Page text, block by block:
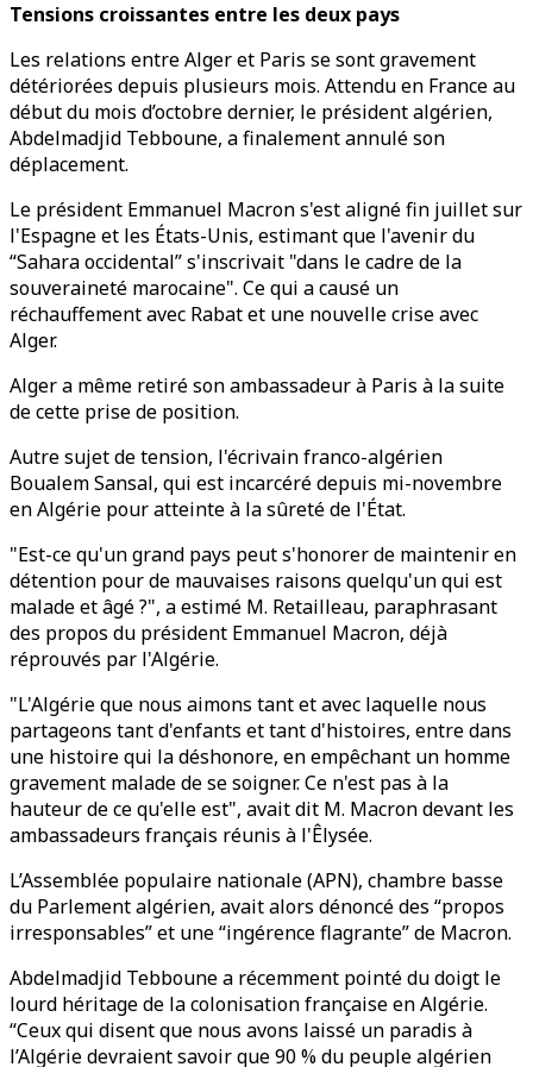
Tensions croissantes entre les deux pays
Les relations entre Alger et Paris se sont gravement
détériorées depuis plusieurs mois. Attendu en France au
début du mois d’octobre dernier, le président algérien,
Abdelmadjid Tebboune, a finalement annulé son
déplacement.
Le président Emmanuel Macron s'est aligné fin juillet sur
l'Espagne et les États-Unis, estimant que l'avenir du
“Sahara occidental” s'inscrivait "dans le cadre de la
souveraineté marocaine". Ce qui a causé un
réchauffement avec Rabat et une nouvelle crise avec
Alger.
Alger a même retiré son ambassadeur à Paris à la suite
de cette prise de position.
Autre sujet de tension, l'écrivain franco-algérien
Boualem Sansal, qui est incarcéré depuis mi-novembre
en Algérie pour atteinte à la sûreté de l'État.
"Est-ce qu'un grand pays peut s'honorer de maintenir en
détention pour de mauvaises raisons quelqu'un qui est
malade et âgé ?", a estimé M. Retailleau, paraphrasant
des propos du président Emmanuel Macron, déjà
réprouvés par l'Algérie.
"L'Algérie que nous aimons tant et avec laquelle nous
partageons tant d'enfants et tant d'histoires, entre dans
une histoire qui la déshonore, en empêchant un homme
gravement malade de se soigner. Ce n'est pas à la
hauteur de ce qu'elle est", avait dit M. Macron devant les
ambassadeurs français réunis à l'Êlysée.
L’Assemblée populaire nationale (APN), chambre basse
du Parlement algérien, avait alors dénoncé des “propos
irresponsables” et une “ingérence flagrante” de Macron.
Abdelmadjid Tebboune a récemment pointé du doigt le
lourd héritage de la colonisation française en Algérie.
“Ceux qui disent que nous avons laissé un paradis à
l’Algérie devraient savoir que 90 % du peuple algérien